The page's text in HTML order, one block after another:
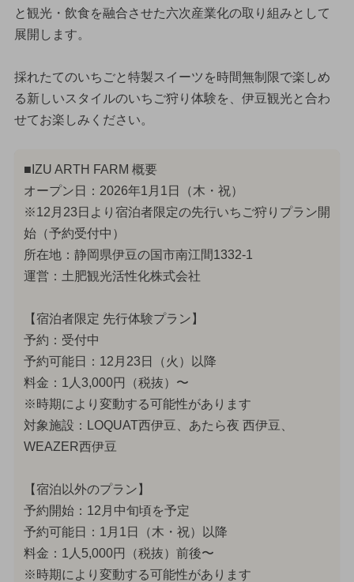
と観光・飲食を融合させた六次産業化の取り組みとして
展開します。
採れたてのいちごと特製スイーツを時間無制限で楽しめ
る新しいスタイルのいちご狩り体験を、伊豆観光と合わ
せてお楽しみください。
■IZU ARTH FARM 概要
オープン日：2026年1月1日（木・祝）
※12月23日より宿泊者限定の先行いちご狩りプラン開
始（予約受付中）
所在地：静岡県伊豆の国市南江間1332-1
運営：土肥観光活性化株式会社
【宿泊者限定 先行体験プラン】
予約：受付中
予約可能日：12月23日（火）以降
料金：1人3,000円（税抜）〜
※時期により変動する可能性があります
対象施設：LOQUAT西伊豆、あたら夜 西伊豆、
WEAZER西伊豆
【宿泊以外のプラン】
予約開始：12月中旬頃を予定
予約可能日：1月1日（木・祝）以降
料金：1人5,000円（税抜）前後〜
※時期により変動する可能性があります